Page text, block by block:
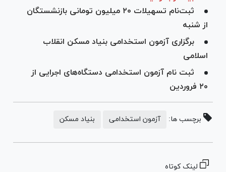
ثبت‌نام تسهیلات ۲۰ میلیون تومانی بازنشستگان
از شنبه
برگزاری آزمون استخدامی بنیاد مسکن انقلاب
اسلامی
ثبت‌ نام آزمون استخدامی دستگاه‌های اجرایی از
۲۰ فروردین
برچسب ها: آزمون استخدامی بنیاد مسکن
لینک کوتاه